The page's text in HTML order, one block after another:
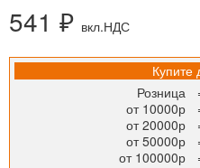
541 ₽ вкл.НДС
Купите
Розница
от 10000р
от 20000р
от 50000р
от 100000р